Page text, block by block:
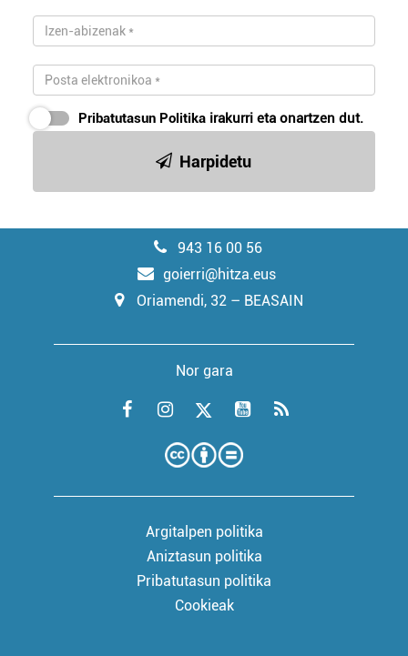
Pribatutasun Politika irakurri eta onartzen dut.
Harpidetu
943 16 00 56
goierri@hitza.eus
Oriamendi, 32 – BEASAIN
Nor gara
Argitalpen politika
Aniztasun politika
Pribatutasun politika
Cookieak